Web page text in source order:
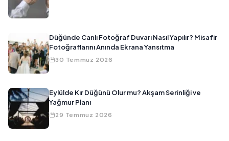
Düğünde Canlı Fotoğraf Duvarı Nasıl Yapılır? Misafir
Fotoğraflarını Anında Ekrana Yansıtma
30 Temmuz 2026
Eylülde Kır Düğünü Olur mu? Akşam Serinliği ve
Yağmur Planı
29 Temmuz 2026